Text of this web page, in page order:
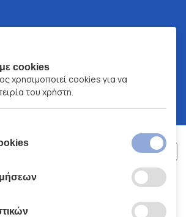
ΧΑΛΚΙΑΔΑΚΗΣ Α.Ε.
cookies
χρησιμοποιεί cookies για να
του χρήστη.